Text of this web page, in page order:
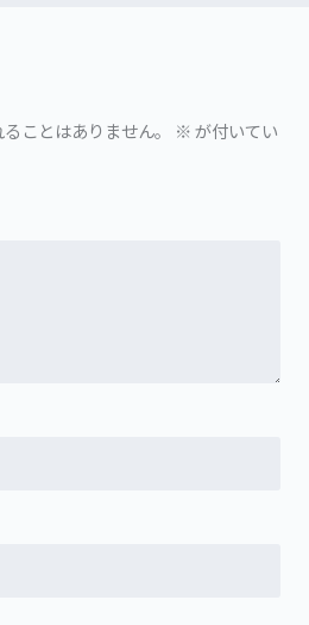
ことはありません。 ※が付いてい